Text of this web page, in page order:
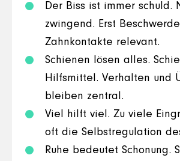
Der Biss ist immer schuld.
zwingend. Erst
Zahnkontakte relevant.
Schienen lösen alles.
Hilfsmittel. Verhalten und
bleiben zentral.
Viel hilft viel. Zu viele
oft die Selbstregulation
Ruhe bedeutet Schonung.